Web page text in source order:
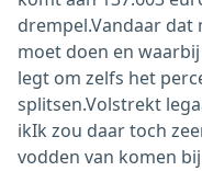
drempel.Vandaar dat
moet doen en
legt om zelfs het
splitsen.Volstrekt
ikIk zou daar toch
vodden van komen